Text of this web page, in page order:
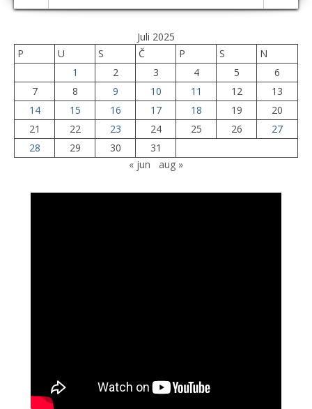
Juli 2025
P
U S Č P S
N
1
2 3 4 5
6
7
8 9 10 11 12
13
14
15 16 17 18 19
20
21
22 23 24 25 26
27
28
29 30
31
« jun
aug »